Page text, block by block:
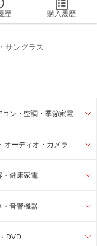
歴 購入履歴
サングラス
コン・空調・季節家電
オーディオ・カメラ
・健康家電
・音響機器
DVD